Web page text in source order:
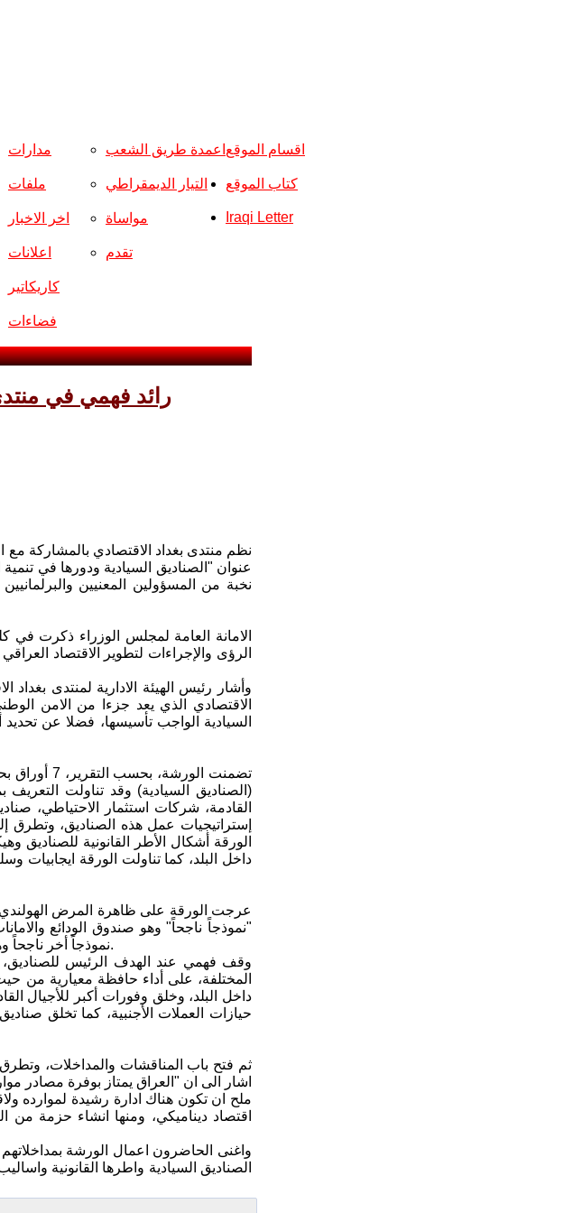
اقسام الموقع مدارات
ملفات
اخر الاخبار
اعلانات
كاريكاتير
فضاءات
اعمدة طريق الشعب
التيار الديمقراطي
مواساة
تقدم
كتاب الموقع
Iraqi Letter
رائد فهمي في
نظم منتدى بغداد الاقتصادي بالمشاركة
عنوان "الصناديق السيادية ودورها في
نخبة من المسؤولين المعنيين
الامانة العامة لمجلس الوزراء ذكرت في
الرؤى والإجراءات لتطوير الاقتصاد
وأشار رئيس الهيئة الادارية لمنتدى
الاقتصادي الذي يعد جزءا من الامن
السيادية الواجب تأسيسها، فضلا عن
تضمنت
(الصناديق السيادية) وقد تناولت التعريف
القادمة، شركات استثمار الاحتياطي،
إستراتيجيات عمل هذه الصناديق، وتطرق
الورقة أشكال الأطر القانونية للصناديق
داخل البلد، كما تناولت الورقة ايجابيات
عرجت الورقة على ظاهرة المرض الهولندي
"نموذجاً ناجحاً" وهو صندوق الودائع
نموذجاً أخر ناجحاً وهو صندوق مدرسة تكساس الدائم، وهو صندوق خاص بولاية تكساس يهدف الى تمويل بناء المدارس في الولاية.
وقف فهمي عند الهدف الرئيس للصناديق،
المختلفة، على أداء حافظة معيارية من
داخل البلد، وخلق وفورات أكبر للأجيال
حيازات العملات الأجنبية، كما تخلق
ثم فتح باب المناقشات والمداخلات،
اشار الى ان "العراق يمتاز بوفرة مصادر
ملح ان تكون هناك ادارة رشيدة لموارده
اقتصاد ديناميكي، ومنها انشاء حزمة من
واغنى الحاضرون اعمال الورشة
الصناديق السيادية واطرها القانونية